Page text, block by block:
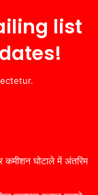
list
कमीशन घोटाले में अंतरिम